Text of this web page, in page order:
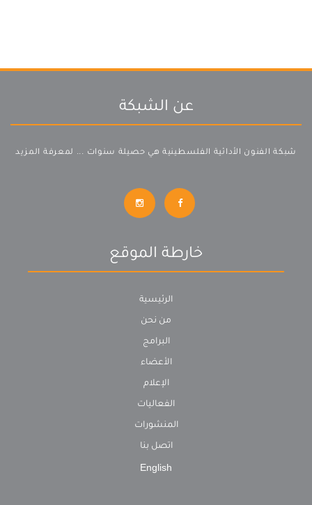
عن الشبكة
شبكة الفنون الأدائية الفلسطينية هي حصيلة سنوات ... لمعرفة المزيد
خارطة الموقع
الرئيسية
من نحن
البرامج
الأعضاء
الإعلام
الفعاليات
المنشورات
اتصل بنا
English